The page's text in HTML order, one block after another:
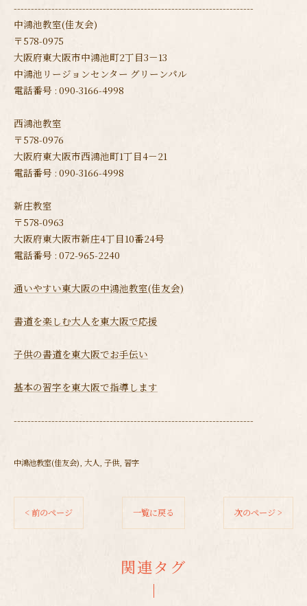
----------------------------------------------------------------------
中鴻池教室(佳友会)
〒578-0975
大阪府東大阪市中鴻池町2丁目3－13
中鴻池リージョンセンター グリーンパル
電話番号 : 090-3166-4998
西鴻池教室
〒578-0976
大阪府東大阪市西鴻池町1丁目4－21
電話番号 : 090-3166-4998
新庄教室
〒578-0963
大阪府東大阪市新庄4丁目10番24号
電話番号 : 072-965-2240
通いやすい東大阪の中鴻池教室(佳友会)
書道を楽しむ大人を東大阪で応援
子供の書道を東大阪でお手伝い
基本の習字を東大阪で指導します
----------------------------------------------------------------------
中鴻池教室(佳友会) 大人 子供 習字
< 前のページ 一覧に戻る 次のページ >
関連タグ